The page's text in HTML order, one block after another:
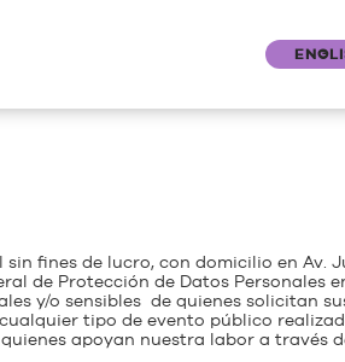
sin fines de lucro, con domicilio en Av.
de Protección de Datos Personales
y/o sensibles de quienes solicitan
tipo de evento público
apoyan nuestra labor a través